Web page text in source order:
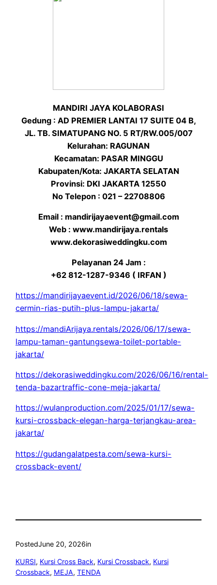
MANDIRI JAYA KOLABORASI
Gedung : AD PREMIER LANTAI 17 SUITE 04 B,
JL. TB. SIMATUPANG NO. 5 RT/RW.005/007
Kelurahan: RAGUNAN
Kecamatan: PASAR MINGGU
Kabupaten/Kota: JAKARTA SELATAN
Provinsi: DKI JAKARTA 12550
No Telepon : 021 – 22708806
Email : mandirijayaevent@gmail.com
Web : www.mandirijaya.rentals
www.dekorasiweddingku.com
Pelayanan 24 Jam :
+62 812-1287-9346 ( IRFAN )
https://mandirijayaevent.id/2026/06/18/sewa-
cermin-rias-putih-plus-lampu-jakarta/
https://mandiArijaya.rentals/2026/06/17/sewa-
lampu-taman-gantungsewa-toilet-portable-
jakarta/
https://dekorasiweddingku.com/2026/06/16/rental-
tenda-bazartraffic-cone-meja-jakarta/
https://wulanproduction.com/2025/01/17/sewa-
kursi-crossback-elegan-harga-terjangkau-area-
jakarta/
https://gudangalatpesta.com/sewa-kursi-
crossback-event/
PostedJune 20, 2026in
KURSI, Kursi Cross Back, Kursi Crossback, Kursi
Crossback, MEJA, TENDA